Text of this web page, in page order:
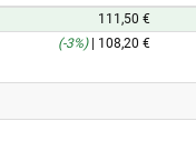
111,50 €
(-3%) 108,20 €